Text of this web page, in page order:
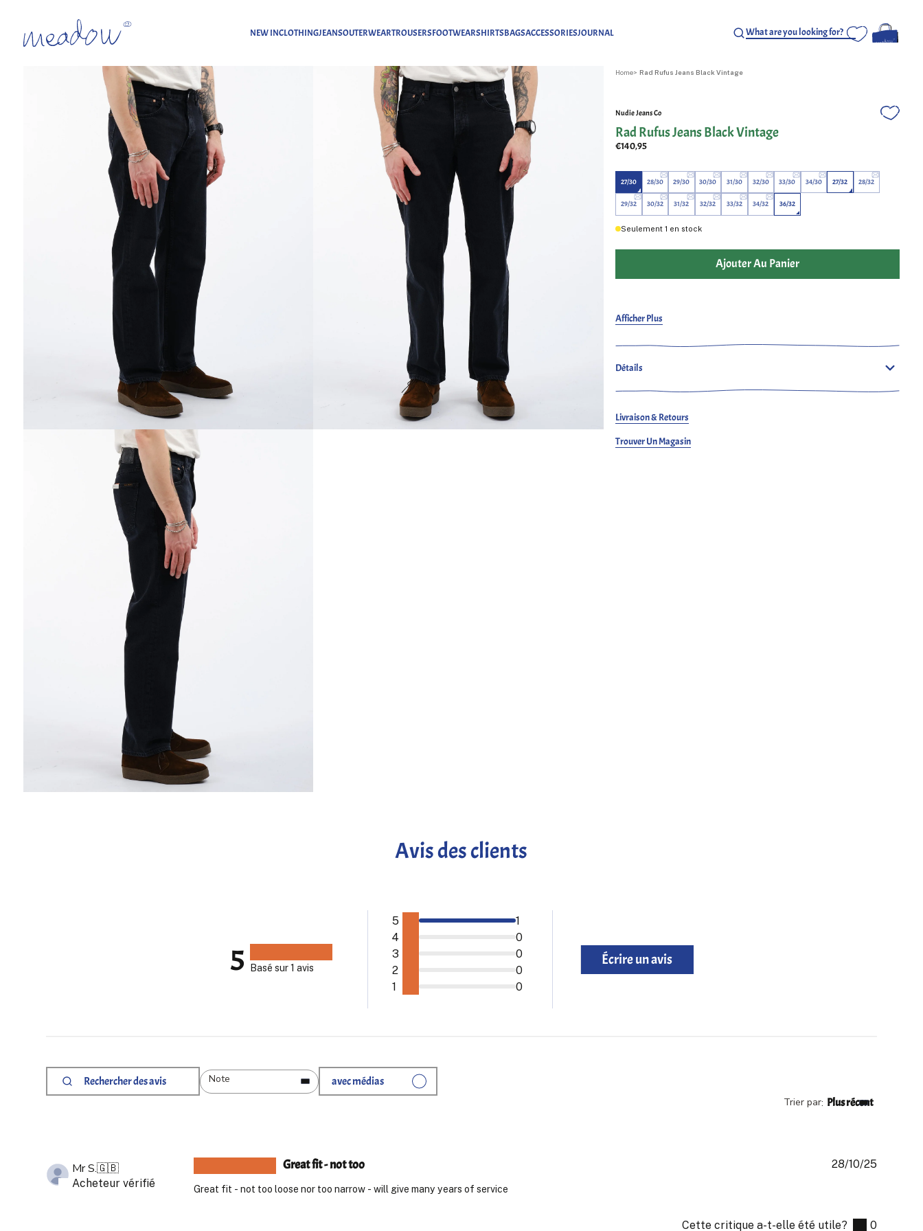
NEW INCLOTHINGJEANSOUTERWEARTROUSERSFOOTWEARSHIRTSBAGSACCESSORIESJOURNAL
Home Rad Rufus Jeans Black Vintage
Nudie Jeans Co
Rad Rufus Jeans Black Vintage
€140,95
27/30 28/30 29/30 30/30 31/30 32/30 33/30 34/30 27/32 28/32
29/32 30/32 31/32 32/32 33/32 34/32 36/32
Seulement1 en stock
Ajouter Au Panier
Rad Rufus Jeans Noir
Nudie, le Rad Rufus taillé dans un magnifique denim de coton biologique
jambe régulière et braguette à boutons. Fabriqué en Italie.
Afficher Plus
Détails
Livraison & Retours
Trouver Un Magasin
Avis des clients
5 Basé sur 1 avis
5
1
4
0
3
0
2
0
1
0
Écrire un avis
Rechercher
Note avec médias
Trier par: Plus récent
Mr S.🇬🇧
Acheteur vérifié
Great fit - not too
Great fit - not too loose nor too narrow - will give many years of service
Date
28/10/25
Cette critique a-t-elle été utile?
0